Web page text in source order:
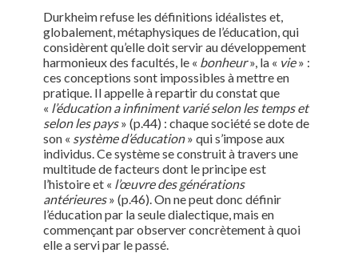
Durkheim refuse les définitions idéalistes et,
globalement, métaphysiques de l’éducation, qui
considèrent qu’elle doit servir au développement
harmonieux des facultés, le « bonheur», la « vie» :
ces conceptions sont impossibles à mettre en
pratique. Il appelle à repartir du constat que
« l’éducation a infiniment varié selon les temps et
selon les pays» (p.44) : chaque société se dote de
son « système d’éducation» qui s’impose aux
individus. Ce système se construit à travers une
multitude de facteurs dont le principe est
l’histoire et « l’œuvre des générations
antérieures» (p.46). On ne peut donc définir
l’éducation par la seule dialectique, mais en
commençant par observer concrètement à quoi
elle a servi par le passé.